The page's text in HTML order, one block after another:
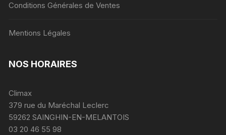
Conditions Générales de Ventes
Mentions Légales
NOS HORAIRES
Climax
379 rue du Maréchal Leclerc
59262 SAINGHIN-EN-MELANTOIS
03 20 46 55 98